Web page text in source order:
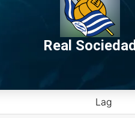
Real Sociedad
Lag